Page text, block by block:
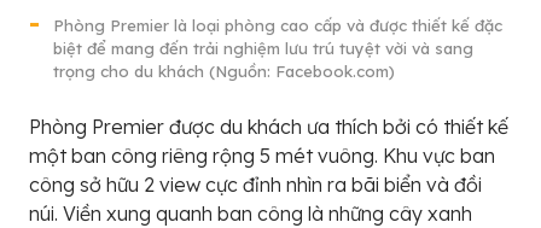
Phòng Premier là loại phòng cao cấp và được thiết kế đặc
biệt để mang đến trải nghiệm lưu trú tuyệt vời và sang
trọng cho du khách (Nguồn: Facebook.com)
Phòng Premier được du khách ưa thích bởi có thiết kế
một ban công riêng rộng 5 mét vuông. Khu vực ban
công sở hữu 2 view cực đỉnh nhìn ra bãi biển và đồi
núi. Viền xung quanh ban công là những cây xanh